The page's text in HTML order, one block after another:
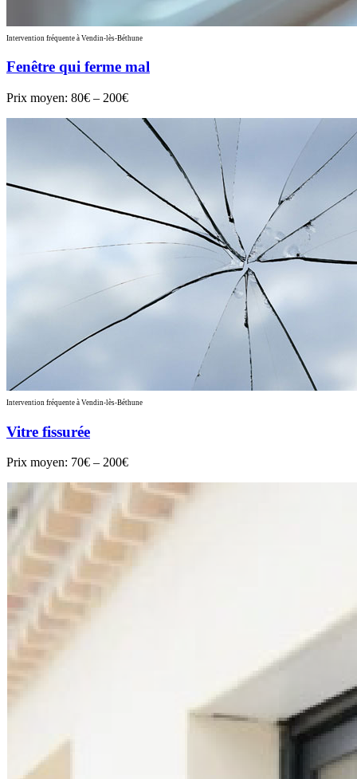
Intervention fréquente à Vendin-lès-Béthune
Fenêtre qui ferme mal
Prix moyen: 80€ – 200€
Intervention fréquente à Vendin-lès-Béthune
Vitre fissurée
Prix moyen: 70€ – 200€